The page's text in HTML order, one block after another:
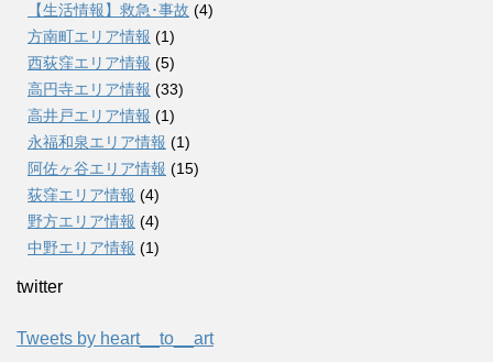
【生活情報】救急･事故 (4)
方南町エリア情報 (1)
西荻窪エリア情報 (5)
高円寺エリア情報 (33)
高井戸エリア情報 (1)
永福和泉エリア情報 (1)
阿佐ヶ谷エリア情報 (15)
荻窪エリア情報 (4)
野方エリア情報 (4)
中野エリア情報 (1)
twitter
Tweets by heart__to__art